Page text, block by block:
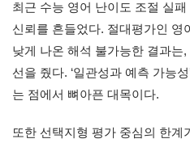
최근 수능 영어 난이도 조절 실
신뢰를 흔들었다. 절대평가인 영
낮게 나온 해석 불가능한 결과는
선을 줬다. ‘일관성과 예측 가능
는 점에서 뼈아픈 대목이다.
또한 선택지형 평가 중심의 한계